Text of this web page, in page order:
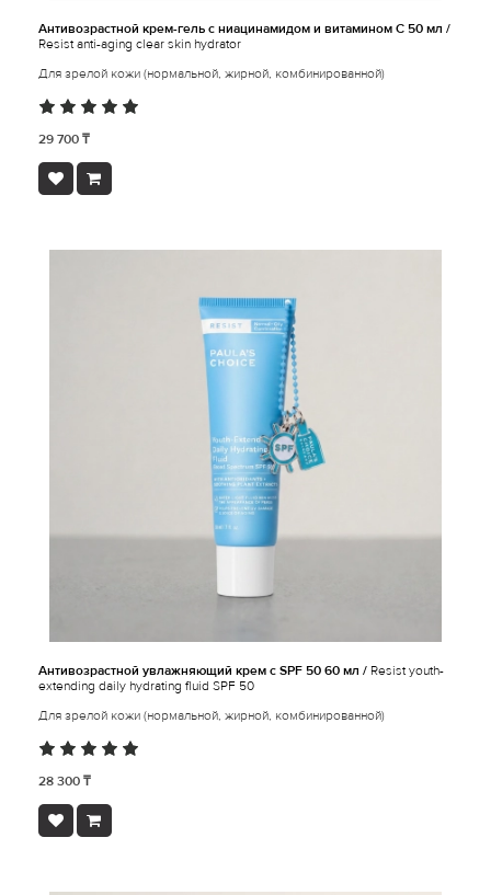
Антивозрастной крем-гель с ниацинамидом и витамином С 50 мл /
Resist anti-aging clear skin hydrator
Для зрелой кожи (нормальной, жирной, комбинированной)
29 700 ₸
Антивозрастной увлажняющий крем с SPF 50 60 мл / Resist youth-
extending daily hydrating fluid SPF 50
Для зрелой кожи (нормальной, жирной, комбинированной)
28 300 ₸